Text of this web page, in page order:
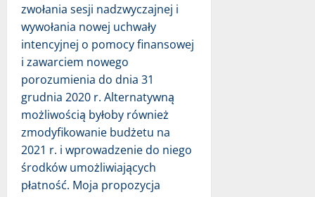
zwołania sesji nadzwyczajnej i
wywołania nowej uchwały
intencyjnej o pomocy finansowej
i zawarciem nowego
porozumienia do dnia 31
grudnia 2020 r. Alternatywną
możliwością byłoby również
zmodyfikowanie budżetu na
2021 r. i wprowadzenie do niego
środków umożliwiających
płatność. Moja propozycja